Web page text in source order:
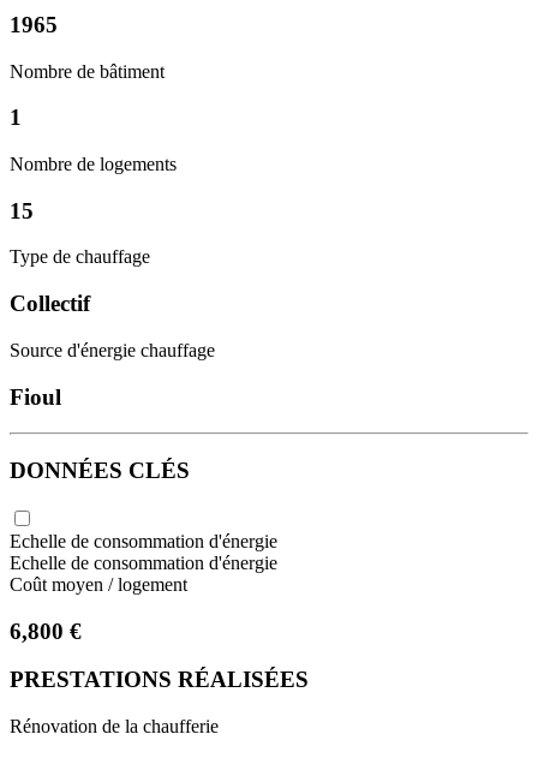
1965
Nombre de bâtiment
1
Nombre de logements
15
Type de chauffage
Collectif
Source d'énergie chauffage
Fioul
DONNÉES CLÉS
Echelle de consommation d'énergie
Echelle de consommation d'énergie
Coût moyen / logement
6,800 €
PRESTATIONS RÉALISÉES
Rénovation de la chaufferie